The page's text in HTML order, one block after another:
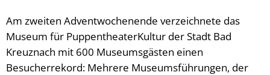
Am zweiten Adventwochenende verzeichnete das
Museum für PuppentheaterKultur der Stadt Bad
Kreuznach mit 600 Museumsgästen einen
Besucherrekord: Mehrere Museumsführungen, der